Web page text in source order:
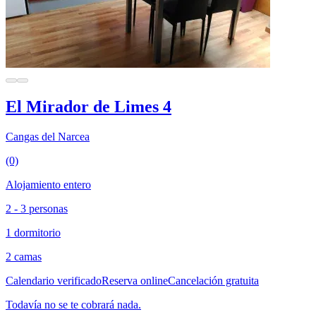
El Mirador de Limes 4
Cangas del Narcea
(0)
Alojamiento entero
2 - 3 personas
1 dormitorio
2 camas
Calendario verificadoReserva onlineCancelación gratuita
Todavía no se te cobrará nada.